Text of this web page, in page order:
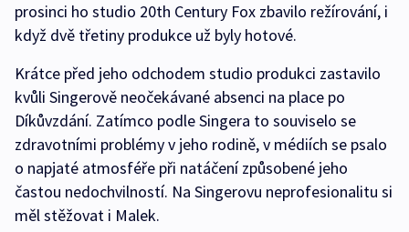
prosinci ho studio 20th Century Fox zbavilo režírování, i
když dvě třetiny produkce už byly hotové.
Krátce před jeho odchodem studio produkci zastavilo
kvůli Singerově neočekávané absenci na place po
Díkůvzdání. Zatímco podle Singera to souviselo se
zdravotními problémy v jeho rodině, v médiích se psalo
o napjaté atmosféře při natáčení způsobené jeho
častou nedochvilností. Na Singerovu neprofesionalitu si
měl stěžovat i Malek.